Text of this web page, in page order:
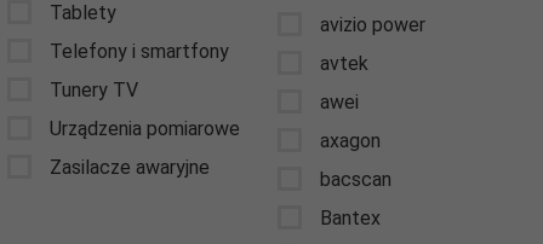
Tablety
Telefony i smartfony
Tunery TV
Urządzenia pomiarowe
Zasilacze awaryjne
avizio power
avtek
awei
axagon
bacscan
Bantex